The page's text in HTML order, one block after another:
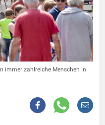
immer zahlreiche Menschen in